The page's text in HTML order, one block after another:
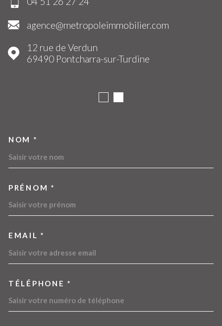
agence@metropoleimmobilier.com
12 rue de Verdun
69490
Pontcharra-sur-Turdine
NOM *
PRÉNOM *
EMAIL *
TÉLÉPHONE *